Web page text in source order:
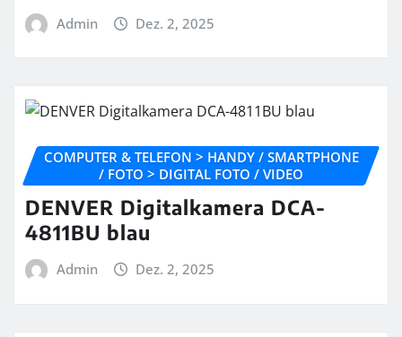
Admin Dez. 2, 2025
COMPUTER & TELEFON > HANDY / SMARTPHONE
/ FOTO > DIGITAL FOTO / VIDEO
DENVER Digitalkamera DCA-
4811BU blau
Admin Dez. 2, 2025